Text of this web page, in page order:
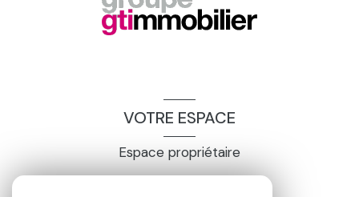
VOTRE ESPACE
Espace propriétaire